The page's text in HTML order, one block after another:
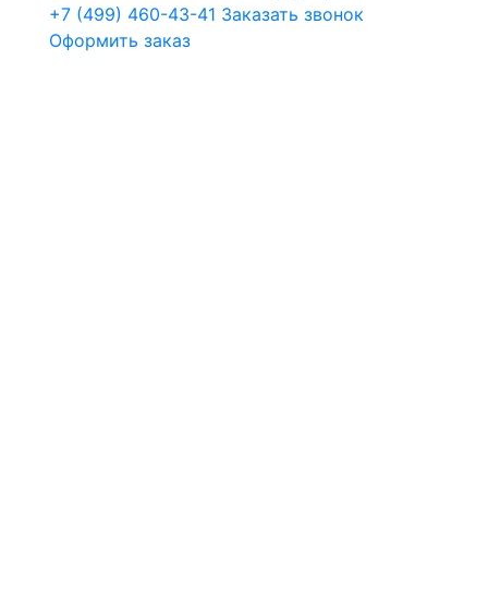
+7 (499) 460-43-41 Заказать звонок
Оформить заказ